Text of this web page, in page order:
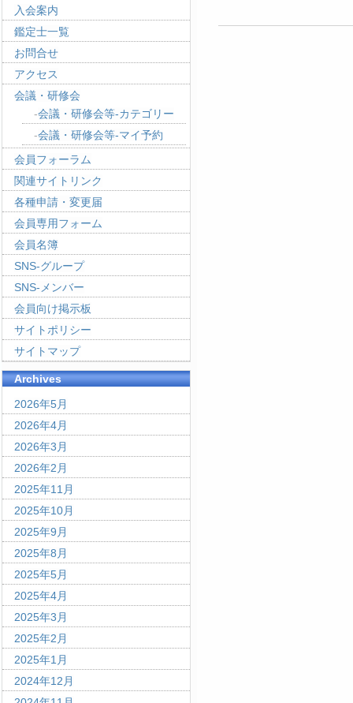
入会案内
鑑定士一覧
お問合せ
アクセス
会議・研修会
会議・研修会等-カテゴリー
会議・研修会等-マイ予約
会員フォーラム
関連サイトリンク
各種申請・変更届
会員専用フォーム
会員名簿
SNS-グループ
SNS-メンバー
会員向け掲示板
サイトポリシー
サイトマップ
Archives
2026年5月
2026年4月
2026年3月
2026年2月
2025年11月
2025年10月
2025年9月
2025年8月
2025年5月
2025年4月
2025年3月
2025年2月
2025年1月
2024年12月